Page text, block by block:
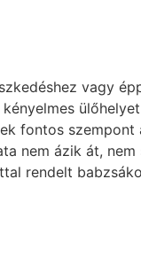
vagy
fontos szempont
nem ázik át,
rendelt